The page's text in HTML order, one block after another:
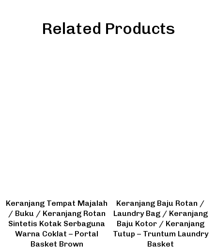
Related Products
Keranjang Tempat Majalah
/ Buku / Keranjang Rotan
Sintetis Kotak Serbaguna
Warna Coklat – Portal
Basket Brown
Keranjang Baju Rotan /
Laundry Bag / Keranjang
Baju Kotor / Keranjang
Tutup – Truntum Laundry
Basket